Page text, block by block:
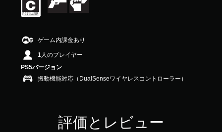
ゲーム内課金あり
1人のプレイヤー
PS5バージョン
振動機能対応（DualSenseワイヤレスコントローラー）
評価とレビュー